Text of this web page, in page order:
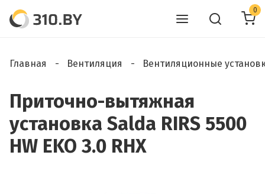
0
Главная Вентиляция Вентиляционные
Приточно-вытяжная
установка Salda RIRS 5500
HW EKO 3.0 RHX